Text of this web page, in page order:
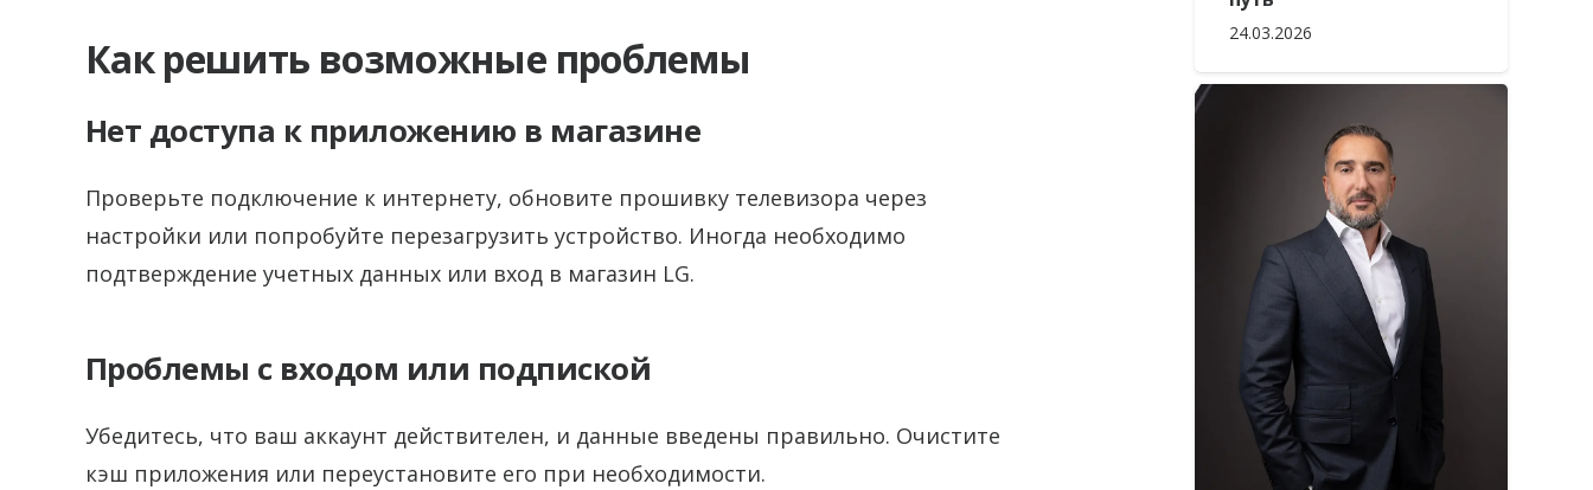
Как решить возможные проблемы
Нет доступа к приложению в магазине
Проверьте подключение к интернету, обновите прошивку телевизора через
настройки или попробуйте перезагрузить устройство. Иногда необходимо
подтверждение учетных данных или вход в магазин LG.
Проблемы с входом или подпиской
Убедитесь, что ваш аккаунт действителен, и данные введены правильно. Очистите
кэш приложения или переустановите его при необходимости.
24.03.2026